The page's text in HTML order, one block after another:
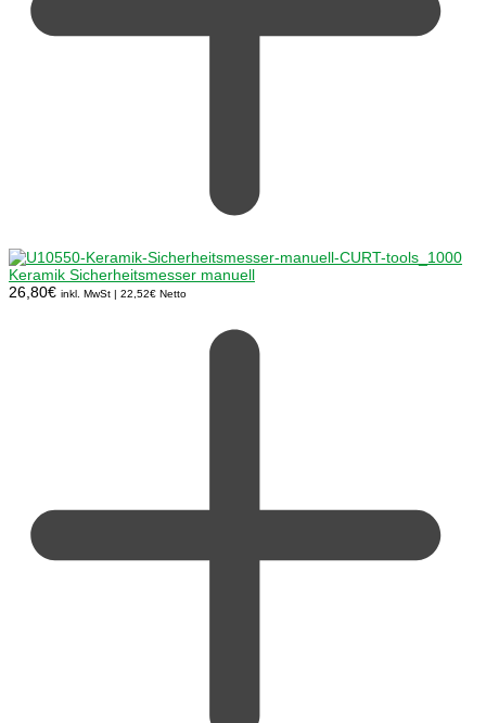
Keramik Sicherheitsmesser manuell
26,80€ inkl. MwSt | 22,52€ Netto